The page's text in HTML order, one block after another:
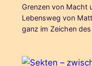
Grenzen von Macht
Lebensweg von
ganz im Zeichen